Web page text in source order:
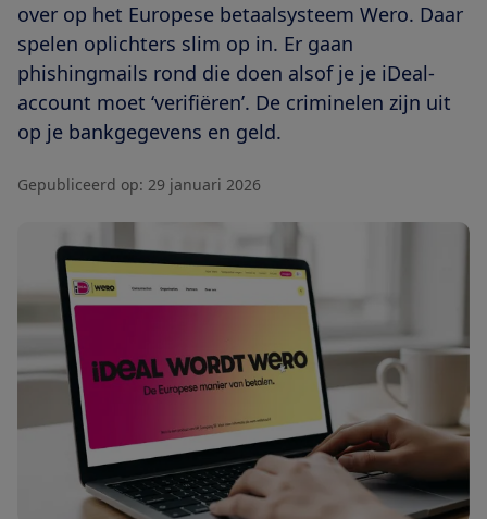
over op het Europese betaalsysteem Wero. Daar
spelen oplichters slim op in. Er gaan
phishingmails rond die doen alsof je je iDeal-
account moet ‘verifiëren’. De criminelen zijn uit
op je bankgegevens en geld.
Gepubliceerd op: 29 januari 2026